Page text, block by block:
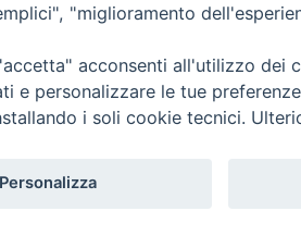
- Vita Trentina Editrice
"miglioramento
acconsenti all'utilizzo dei
e personalizzare le tue
i soli cookie tecnici.
Personalizza